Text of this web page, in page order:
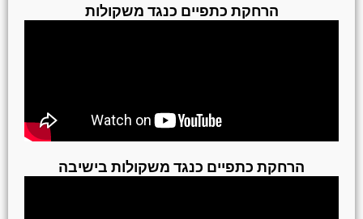
הרחקת כתפיים כנגד משקולות
הרחקת כתפיים כנגד משקולות בישיבה